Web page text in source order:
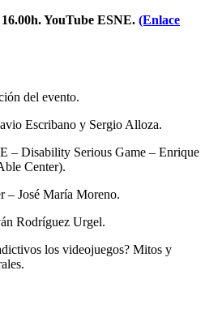
YouTube ESNE. (Enlace
del evento.
Escribano y Sergio Alloza.
– Disability Serious Game – Enrique
Center).
– José María Moreno.
Rodríguez Urgel.
los videojuegos? Mitos y